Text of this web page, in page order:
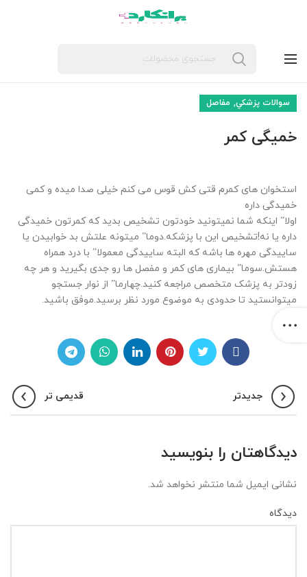
سوالات پزشکي, مفاصل
خمیگی کمر
استخوان های کمرم قتی کش قوس می کنم خیلی صدا میده و کمی
خمیدگی داره
اولا” اینکه شما نمیتونید خودتون تشخیص بدید که کمرتون خمیدگی
داره یا نه!تشخیص این با پزشکه.دوما” میتونه علتش بد خوابیدن یا
ساییدگی مهره ها باشه که البته ساییدگی معمولا” با درد همراه
هستش.سوما” بیماری های کمر و مفصل ها رو جدی بگیرید و هر چه
زودتر به پزشک متخصص مراجعه کنید.چهارما” از نوار جستجو
میتوانستید تا حدودی به موضوع مورد نظر برسید.موفق باشید.
جدیدتر قدیمی تر
دیدگاهتان را بنویسید
نشانی ایمیل شما منتشر نخواهد شد.
دیدگاه